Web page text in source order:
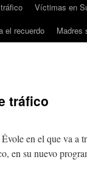
Víctimas en
el recuerdo Madres
tráfico
en el que va a
en su nuevo